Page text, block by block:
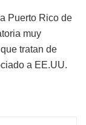
Puerto Rico de
muy
tratan de
a EE.UU.